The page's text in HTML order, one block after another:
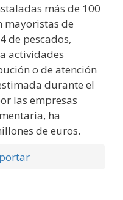
más de 100
mayoristas de
de pescados,
actividades
o de atención
durante el
las empresas
ha
de euros.